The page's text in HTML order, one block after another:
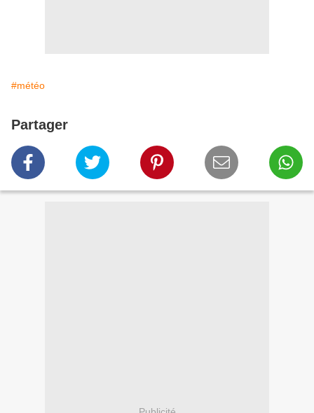
#météo
Partager